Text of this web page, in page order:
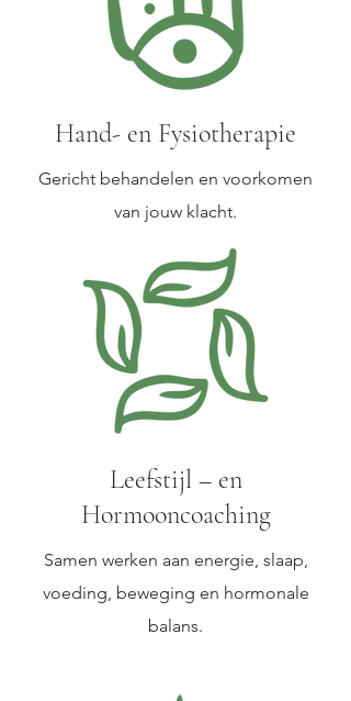
Hand- en Fysiotherapie
Gericht behandelen en voorkomen
van jouw klacht.
Leefstijl – en
Hormooncoaching
Samen werken aan energie, slaap,
voeding, beweging en hormonale
balans.